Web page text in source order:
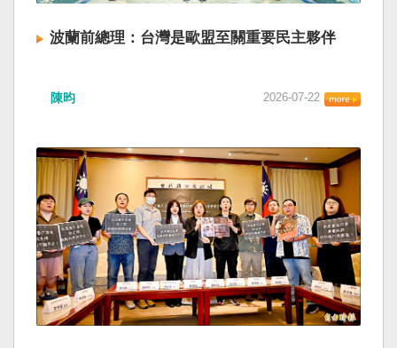
波蘭前總理：台灣是歐盟至關重要民主夥伴
陳昀 2026-07-22